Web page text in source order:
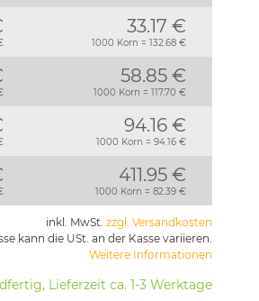
33.17 €
1000 Korn = 132.68 €
58.85 €
1000 Korn = 117.70 €
94.16 €
1000 Korn = 94.16 €
411.95 €
1000 Korn = 82.39 €
inkl. MwSt. zzgl. Versandkosten
kann die USt. an der Kasse variieren.
Weitere Informationen
Lieferzeit ca. 1-3 Werktage